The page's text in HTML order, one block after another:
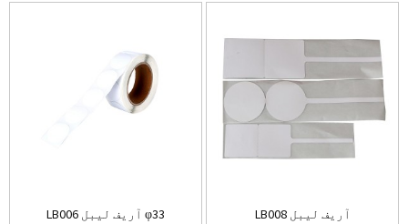
LB006 آریف لیبل φ33 LB008 آریف لیبل